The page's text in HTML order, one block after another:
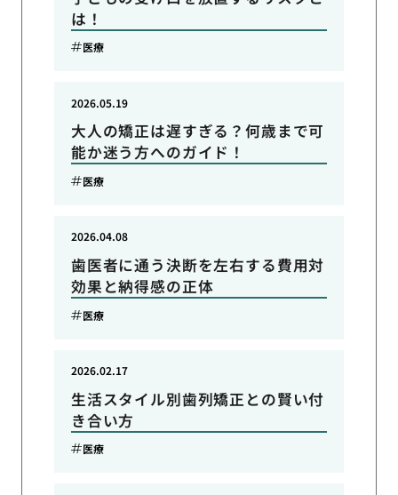
は！
医療
大人の矯正は遅すぎる？何歳まで可
能か迷う方へのガイド！
2026.05.19
医療
歯医者に通う決断を左右する費用対
効果と納得感の正体
2026.04.08
医療
生活スタイル別歯列矯正との賢い付
き合い方
2026.02.17
医療